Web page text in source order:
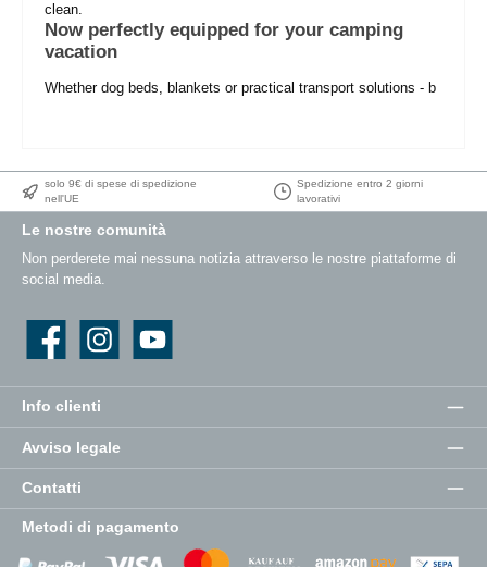
clean.
Now perfectly equipped for your camping
vacation
Whether dog beds, blankets or practical transport solutions - b
solo 9€ di spese di spedizione
nell'UE
Spedizione entro 2 giorni
lavorativi
Info clienti
Avviso legale
Contatti
Le nostre comunità
Non perderete mai nessuna notizia attraverso le nostre piattaforme di
social media.
Instagram YouTube
Metodi di pagamento